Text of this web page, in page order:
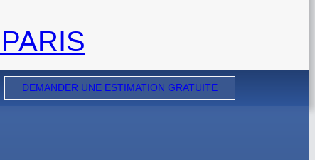
DEMANDER UNE ESTIMATION GRATUITE